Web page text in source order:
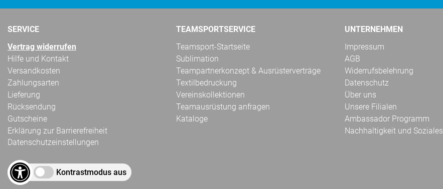
SERVICE
Vertrag widerrufen
Hilfe und Kontakt
Versandkosten
Zahlungsarten
Lieferung
Rücksendung
Gutscheine
Erklärung zur Barrierefreiheit
Datenschutzeinstellungen
Kontrastmodus aus
TEAMSPORTSERVICE
Teamsport-Startseite
Sublimation
Teampartnerkonzept & Ausrüsterverträge
Textilbedruckung
Vereinskollektionen
Teamausrüstung anfragen
Kataloge
UNTERNEHMEN
Impressum
AGB
Widerrufsbelehrung
Datenschutz
Über uns
Unsere Filialen
Ambassador Programm
Nachhaltigkeit und Soziales